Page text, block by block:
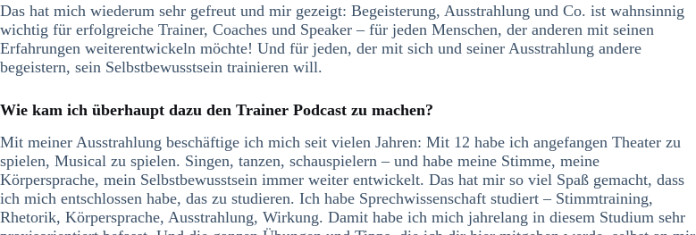
Das hat mich wiederum sehr gefreut und mir gezeigt: Begeisterung, Ausstrahlung und Co. ist wahnsinnig
wichtig für erfolgreiche Trainer, Coaches und Speaker – für jeden Menschen, der anderen mit seinen
Erfahrungen weiterentwickeln möchte! Und für jeden, der mit sich und seiner Ausstrahlung andere
begeistern, sein Selbstbewusstsein trainieren will.
Wie kam ich überhaupt dazu den Trainer Podcast zu machen?
Mit meiner Ausstrahlung beschäftige ich mich seit vielen Jahren: Mit 12 habe ich angefangen Theater zu
spielen, Musical zu spielen. Singen, tanzen, schauspielern – und habe meine Stimme, meine
Körpersprache, mein Selbstbewusstsein immer weiter entwickelt. Das hat mir so viel Spaß gemacht, dass
ich mich entschlossen habe, das zu studieren. Ich habe Sprechwissenschaft studiert – Stimmtraining,
Rhetorik, Körpersprache, Ausstrahlung, Wirkung. Damit habe ich mich jahrelang in diesem Studium sehr